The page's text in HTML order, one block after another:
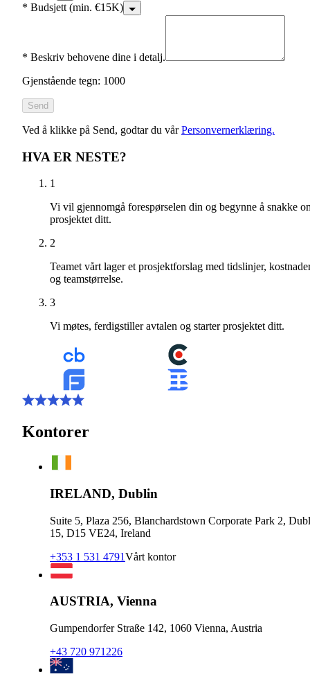
* Budsjett (min. €15K)
* Beskriv behovene dine i detalj.
Gjenstående tegn: 1000
Send
Ved å klikke på Send, godtar du vårPersonvernerklæring.
HVA ER NESTE?
1
Vi vil gjennomgå forespørselen din og begynne å snakke
prosjektet ditt.
2
Teamet vårt lager et prosjektforslag med tidslinjer,
og teamstørrelse.
3
Vi møtes, ferdigstiller avtalen og starter prosjektet ditt.
Kontorer
IRELAND, Dublin
Suite 5, Plaza 256, Blanchardstown Corporate Park 2,
15, D15 VE24, Ireland
+353 1 531 4791Vårt kontor
AUSTRIA, Vienna
Gumpendorfer Straße 142, 1060 Vienna, Austria
+43 720 971226